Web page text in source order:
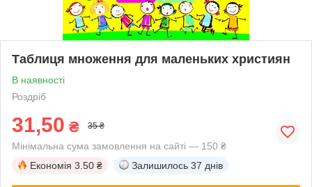
Таблиця множення для маленьких християн
В наявності
Роздріб
31,50 ₴ 35 ₴
Мінімальна сума замовлення на сайті — 150 ₴
Економія 3.50 ₴ Залишилось 37 днів